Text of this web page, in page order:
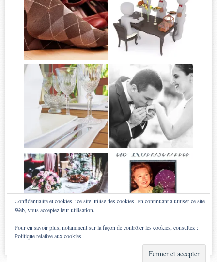
Confidentialité et cookies : ce site utilise des cookies. En continuant à utiliser ce site
Web, vous acceptez leur utilisation.
Pour en savoir plus, notamment sur la façon de contrôler les cookies, consultez :
Politique relative aux cookies